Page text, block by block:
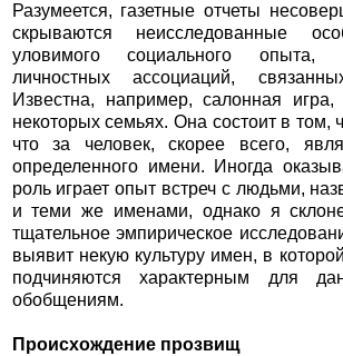
Разумеется, газетные отчеты
скрываются неисследованные
уловимого социального опыта,
личностных ассоциаций,
Известна, например, салонная игра,
некоторых семьях. Она состоит в том,
что за человек, скорее всего,
определенного имени. Иногда
роль играет опыт встреч с людьми,
и теми же именами, однако я
тщательное эмпирическое
выявит некую культуру имен, в
подчиняются характерным для
обобщениям.
Происхождение прозвищ